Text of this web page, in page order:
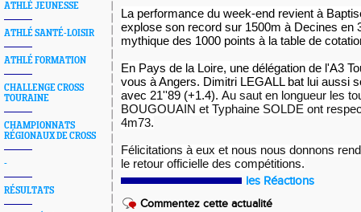
ATHLÉ JEUNESSE
ATHLÉ SANTÉ-LOISIR
ATHLÉ FORMATION
CHALLENGE CROSS
TOURAINE
CHAMPIONNATS
RÉGIONAUX DE CROSS
-
RÉSULTATS
La performance du week-end revient à
explose son record sur 1500m à Decines en
mythique des 1000 points à la table de
En Pays de la Loire, une délégation de l'A3
vous à Angers. Dimitri LEGALL bat lui aussi
avec 21''89 (+1.4). Au saut en longueur les
BOUGOUAIN et Typhaine SOLDE ont
4m73.
Félicitations à eux et nous nous donnons
le retour officielle des compétitions.
les Réactions
Commentez cette actualité